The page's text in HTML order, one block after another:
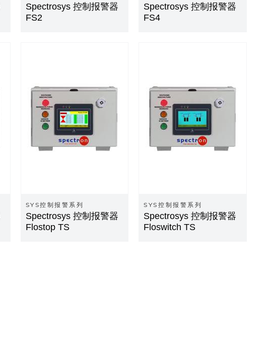
Spectrosys 控制报警器
FS2
Spectrosys 控制报警器
FS4
SYS控制报警系列
Spectrosys 控制报警器
Flostop TS
SYS控制报警系列
Spectrosys 控制报警器
Floswitch TS